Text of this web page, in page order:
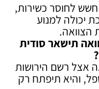
לחוסר כשירות,
יכולה למנוע
הצוואה.
תישאר סודית
?
אצל רשם הירושות
והיא תיפתח רק